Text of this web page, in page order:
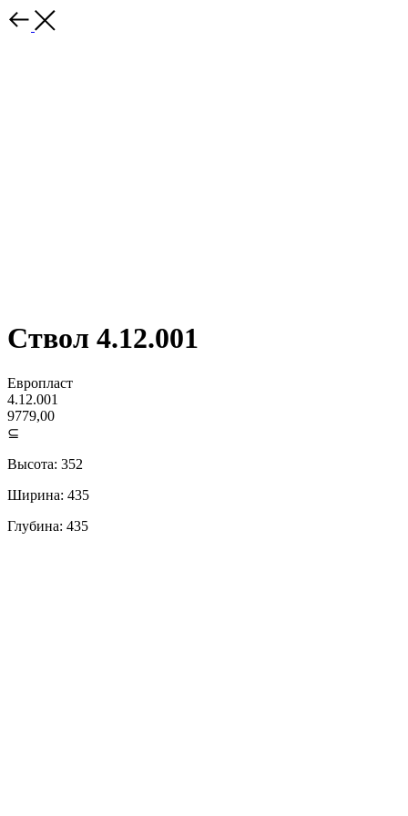
Ствол 4.12.001
Европласт
4.12.001
9779,00
⊆
Высота: 352
Ширина: 435
Глубина: 435